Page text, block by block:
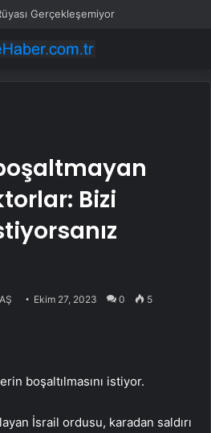
Gerçekleşemiyor
Bizi
Ekim 27, 2023 0 5
boşaltılmasını istiyor.
İsrail ordusu, karadan saldırı